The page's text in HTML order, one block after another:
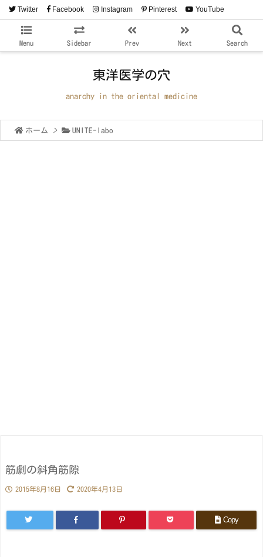
Menu Sidebar Prev Next Search
Twitter Facebook Instagram Pinterest YouTube
RSS
東洋医学の穴
anarchy in the oriental medicine
ホーム > UNITE-labo
筋劇の斜角筋隙
2015年8月16日 2020年4月13日
Copy